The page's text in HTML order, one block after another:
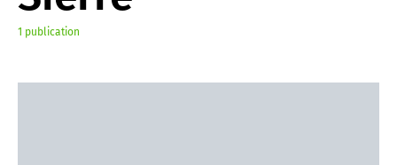
1 publication